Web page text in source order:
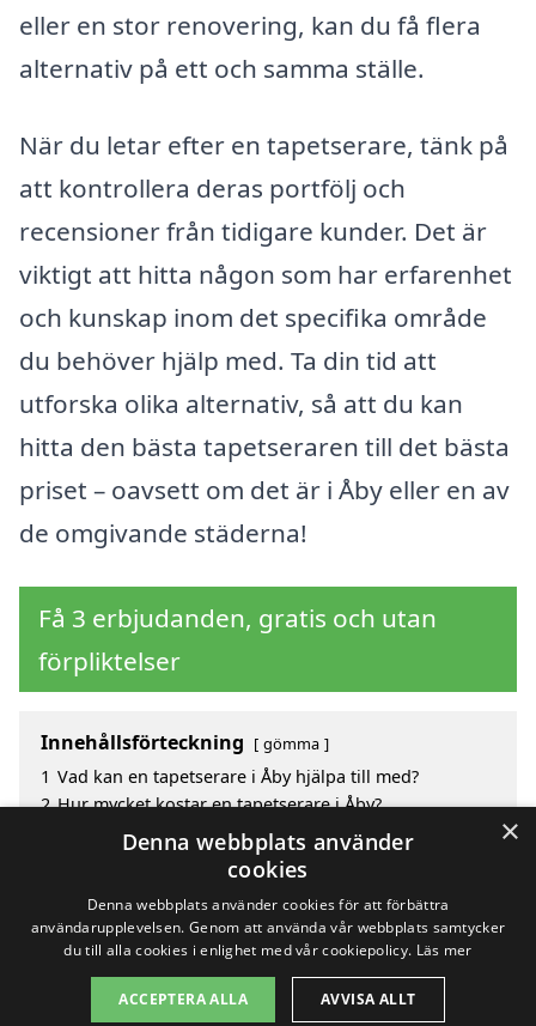
eller en stor renovering, kan du få flera
alternativ på ett och samma ställe.
När du letar efter en tapetserare, tänk på
att kontrollera deras portfölj och
recensioner från tidigare kunder. Det är
viktigt att hitta någon som har erfarenhet
och kunskap inom det specifika område
du behöver hjälp med. Ta din tid att
utforska olika alternativ, så att du kan
hitta den bästa tapetseraren till det bästa
priset – oavsett om det är i Åby eller en av
de omgivande städerna!
Få 3 erbjudanden, gratis och utan
förpliktelser
Innehållsförteckning gömma
1 Vad kan en tapetserare i Åby hjälpa till med?
2 Hur mycket kostar en tapetserare i Åby?
Fördelar med att välja tapetserare i Åby
Sök efter en skicklig tapetserare i de omgivande
Copyright 2026 - Pilanto Aps
×
Denna webbplats använder
cookies
Denna webbplats använder cookies för att förbättra
användarupplevelsen. Genom att använda vår webbplats samtycker
du till alla cookies i enlighet med vår cookiepolicy. Läs mer
ACCEPTERA ALLA AVVISA ALLT